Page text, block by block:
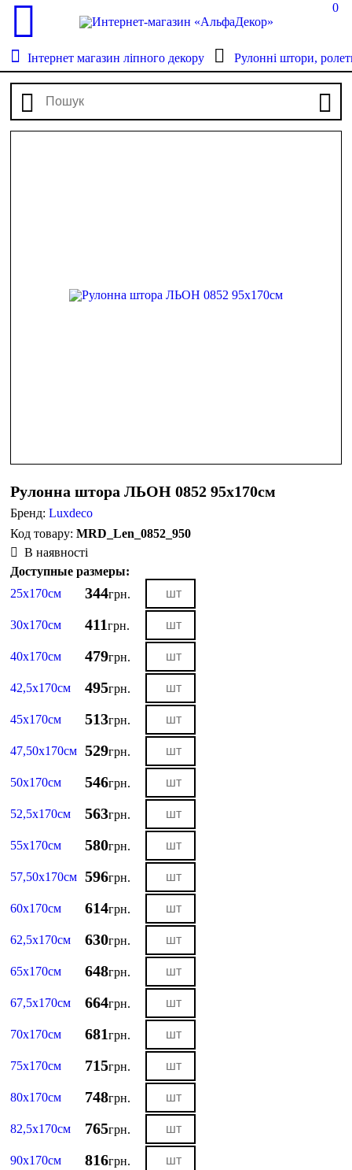
0
Інтернет магазин ліпного декору Рулонні штори,
Рулонна штора ЛЬОН 0852 95х170см
Бренд:Luxdeco
MRD_Len_0852_950
В наявності
Доступные размеры:
25х170см
344грн.
30х170см 411грн.
40х170см 479грн.
42,5х170см 495грн.
45х170см 513грн.
47,50х170см 529грн.
50х170см 546грн.
52,5х170см 563грн.
55х170см 580грн.
57,50х170см 596грн.
60х170см 614грн.
62,5х170см 630грн.
65х170см 648грн.
67,5х170см 664грн.
70х170см 681грн.
75х170см 715грн.
80х170см 748грн.
82,5х170см 765грн.
90х170см 816грн.